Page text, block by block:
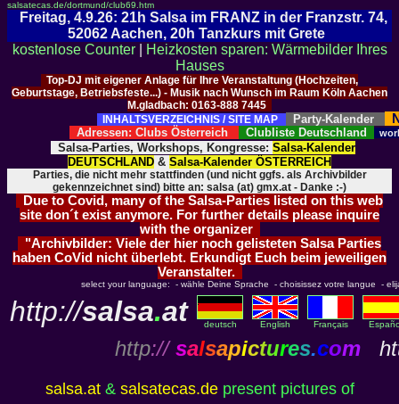
salsatecas.de/dortmund/club69.htm
Freitag, 4.9.26: 21h Salsa im FRANZ in der Franzstr. 74,
52062 Aachen, 20h Tanzkurs mit Grete
kostenlose Counter|
Heizkosten sparen: Wärmebilder Ihres
Hauses
Top-DJ mit eigener Anlage für Ihre Veranstaltung (Hochzeiten,
Geburtstage, Betriebsfeste...) - Musik nach Wunsch im Raum Köln Aachen
M.gladbach: 0163-888 7445
INHALTSVERZEICHNIS / SITE MAP
Party-Kalender
Adressen: Clubs Österreich Clubliste Deutschland
Salsa-Parties, Workshops, Kongresse: Salsa-Kalender
DEUTSCHLAND & Salsa-Kalender ÖSTERREICH
Parties, die nicht mehr stattfinden (und nicht ggfs. als Archivbilder
gekennzeichnet sind) bitte an: salsa (at) gmx.at - Danke :-)
Due to Covid, many of the Salsa-Parties listed on this web
site don´t exist anymore. For further details please inquire
with the organizer
"Archivbilder: Viele der hier noch gelisteten Salsa Parties
haben CoVid nicht überlebt. Erkundigt Euch beim jeweiligen
Veranstalter.
select your language: - wähle Deine Sprache - choisissez votre langue -
http://salsa.at deutsch English Français
http:// salsapictures.com
salsa.at& salsatecas.depresent pictures of